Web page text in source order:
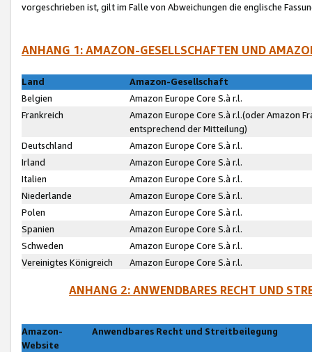
vorgeschrieben ist, gilt im Falle von Abweichungen die englische
ANHANG 1: AMAZON-GESELLSCHAFTEN UND
Land
Amazon-Gesellschaft
Belgien
Amazon Europe Core S.à r.l.
Frankreich
Amazon Europe Core S.à r.l.(oder Amazon
entsprechend der Mitteilung)
Deutschland
Amazon Europe Core S.à r.l.
Irland
Amazon Europe Core S.à r.l.
Italien
Amazon Europe Core S.à r.l.
Niederlande
Amazon Europe Core S.à r.l.
Polen
Amazon Europe Core S.à r.l.
Spanien
Amazon Europe Core S.à r.l.
Schweden
Amazon Europe Core S.à r.l.
Vereinigtes Königreich
Amazon Europe Core S.à r.l.
ANHANG 2: ANWENDBARES RECHT UND
Amazon-
Website
Anwendbares Recht und Streitbeilegung